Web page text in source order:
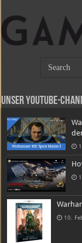
Unser Youtube-
10.